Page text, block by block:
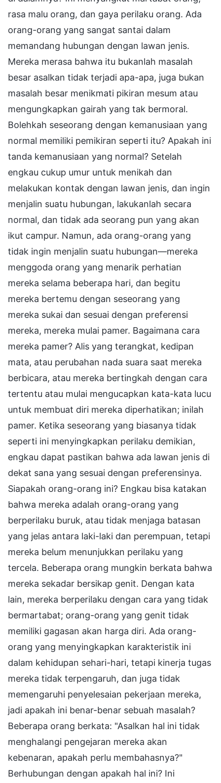
rasa malu orang, dan gaya perilaku orang. Ada
orang-orang yang sangat santai dalam
memandang hubungan dengan lawan jenis.
Mereka merasa bahwa itu bukanlah masalah
besar asalkan tidak terjadi apa-apa, juga bukan
masalah besar menikmati pikiran mesum atau
mengungkapkan gairah yang tak bermoral.
Bolehkah seseorang dengan kemanusiaan yang
normal memiliki pemikiran seperti itu? Apakah ini
tanda kemanusiaan yang normal? Setelah
engkau cukup umur untuk menikah dan
melakukan kontak dengan lawan jenis, dan ingin
menjalin suatu hubungan, lakukanlah secara
normal, dan tidak ada seorang pun yang akan
ikut campur. Namun, ada orang-orang yang
tidak ingin menjalin suatu hubungan—mereka
menggoda orang yang menarik perhatian
mereka selama beberapa hari, dan begitu
mereka bertemu dengan seseorang yang
mereka sukai dan sesuai dengan preferensi
mereka, mereka mulai pamer. Bagaimana cara
mereka pamer? Alis yang terangkat, kedipan
mata, atau perubahan nada suara saat mereka
berbicara, atau mereka bertingkah dengan cara
tertentu atau mulai mengucapkan kata-kata lucu
untuk membuat diri mereka diperhatikan; inilah
pamer. Ketika seseorang yang biasanya tidak
seperti ini menyingkapkan perilaku demikian,
engkau dapat pastikan bahwa ada lawan jenis di
dekat sana yang sesuai dengan preferensinya.
Siapakah orang-orang ini? Engkau bisa katakan
bahwa mereka adalah orang-orang yang
berperilaku buruk, atau tidak menjaga batasan
yang jelas antara laki-laki dan perempuan, tetapi
mereka belum menunjukkan perilaku yang
tercela. Beberapa orang mungkin berkata bahwa
mereka sekadar bersikap genit. Dengan kata
lain, mereka berperilaku dengan cara yang tidak
bermartabat; orang-orang yang genit tidak
memiliki gagasan akan harga diri. Ada orang-
orang yang menyingkapkan karakteristik ini
dalam kehidupan sehari-hari, tetapi kinerja tugas
mereka tidak terpengaruh, dan juga tidak
memengaruhi penyelesaian pekerjaan mereka,
jadi apakah ini benar-benar sebuah masalah?
Beberapa orang berkata: "Asalkan hal ini tidak
menghalangi pengejaran mereka akan
kebenaran, apakah perlu membahasnya?"
Berhubungan dengan apakah hal ini? Ini